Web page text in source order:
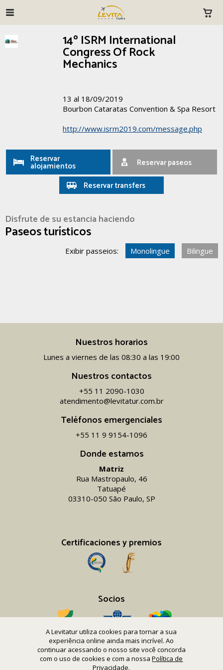
A Levitatur utiliza cookies para tornar a sua
experiência online ainda mais incrível. Ao
continuar acessando o nosso site você concorda
com o uso de cookies e com a nossaPolítica de
Privacidade.
14º ISRM International
Congress Of Rock
Mechanics
13 al 18/09/2019
Bourbon Cataratas Convention & Spa Resort
http://www.isrm2019.com/message.php
Reservar
alojamientos
Reservar paseos
Reservar transfers
Disfrute de su estancia haciendo
Paseos turísticos
Exibir passeios: Monolingue Bilingue
Donde estamos
Matriz
Rua Mastropaulo, 46
Tatuapé
03310-050 São Paulo, SP
Certificaciones y premios
Socios
Nuestros horarios
Lunes a viernes de las 08:30 a las 19:00
Nuestros contactos
+55 11 2090-1030
atendimento@levitatur.com.br
Teléfonos emergenciales
+55 11 9 9154-1096‬
Copyright 2016-26 Levitatur Viagens e Turismo Ltda.